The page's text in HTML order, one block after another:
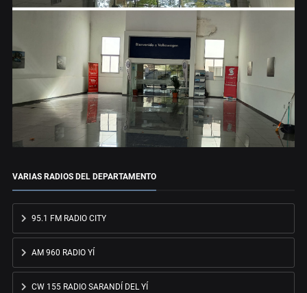
VARIAS RADIOS DEL DEPARTAMENTO
95.1 FM RADIO CITY
AM 960 RADIO YÍ
CW 155 RADIO SARANDÍ DEL YÍ